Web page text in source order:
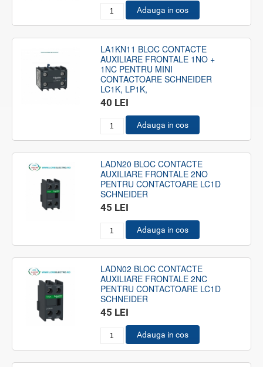
Adauga in cos
LA1KN11 BLOC CONTACTE
AUXILIARE FRONTALE 1NO +
1NC PENTRU MINI
CONTACTOARE SCHNEIDER
LC1K, LP1K,
40 LEI
Adauga in cos
LADN20 BLOC CONTACTE
AUXILIARE FRONTALE 2NO
PENTRU CONTACTOARE LC1D
SCHNEIDER
45 LEI
Adauga in cos
LADN02 BLOC CONTACTE
AUXILIARE FRONTALE 2NC
PENTRU CONTACTOARE LC1D
SCHNEIDER
45 LEI
Adauga in cos